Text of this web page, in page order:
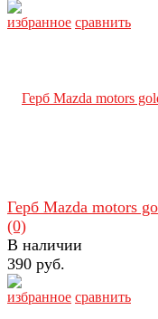
избранное сравнить
избранное сравнить
Герб Mazda motors
(0)
В наличии
390 руб.